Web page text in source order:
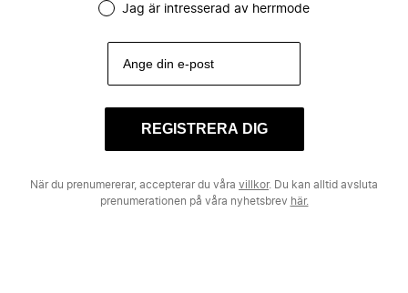
Jag är intresserad av herrmode
REGISTRERA DIG
När du prenumererar, accepterar du våra villkor. Du kan alltid avsluta
prenumerationen på våra nyhetsbrev här.